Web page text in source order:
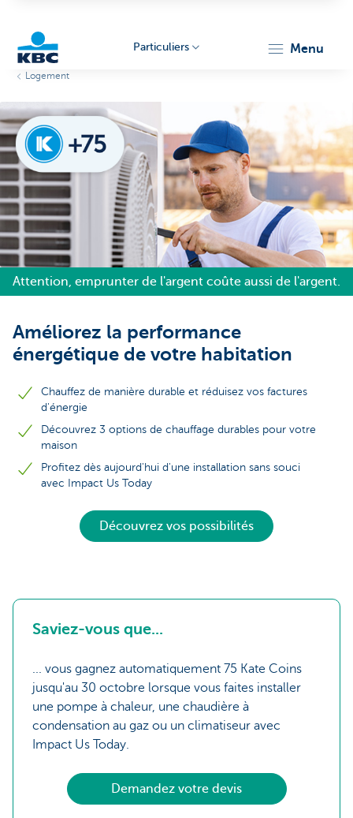
Particuliers menu
Logement
Attention, emprunter de l'argent coûte aussi de l'argent.
Améliorez la performance
énergétique de votre habitation
Chauffez de manière durable et réduisez vos factures
d'énergie
Découvrez 3 options de chauffage durables pour votre
maison
Profitez dès aujourd'hui d'une installation sans souci
avec Impact Us Today
Découvrez vos possibilités
Saviez-vous que...
... vous gagnez automatiquement 75 Kate Coins
jusqu'au 30 octobre lorsque vous faites installer
une pompe à chaleur, une chaudière à
condensation au gaz ou un climatiseur avec
Impact Us Today.
Demandez votre devis